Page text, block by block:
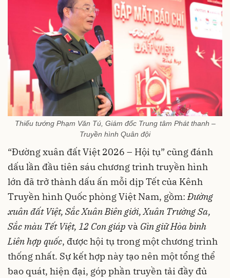
Thiếu tướng Phạm Văn Tú, Giám đốc Trung tâm Phát thanh –
Truyền hình Quân đội
“Đường xuân đất Việt 2026 – Hội tụ” cũng đánh
dấu lần đầu tiên sáu chương trình truyền hình
lớn đã trở thành dấu ấn mỗi dịp Tết của Kênh
Truyền hình Quốc phòng Việt Nam, gồm:Đường
xuân đất Việt, Sắc Xuân Biên giới, Xuân Trường Sa,
Sắc màu Tết Việt, 12 Con giáp và Gìn giữ Hòa bình
Liên hợp quốc, được hội tụ trong một chương trình
thống nhất. Sự kết hợp này tạo nên một tổng thể
bao quát, hiện đại, góp phần truyền tải đầy đủ